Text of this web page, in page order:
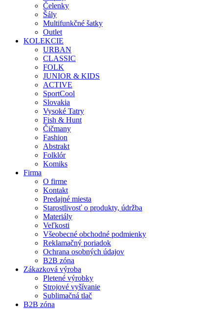
Čelenky
Šály
Multifunkčné šatky
Outlet
KOLEKCIE
URBAN
CLASSIC
FOLK
JUNIOR & KIDS
ACTIVE
SportCool
Slovakia
Vysoké Tatry
Fish & Hunt
Čičmany
Fashion
Abstrakt
Folklór
Komiks
Firma
O firme
Kontakt
Predajné miesta
Starostlivosť o produkty, údržba
Materiály
Veľkosti
Všeobecné obchodné podmienky
Reklamačný poriadok
Ochrana osobných údajov
B2B zóna
Zákazková výroba
Pletené výrobky
Strojové vyšívanie
Sublimačná tlač
B2B zóna